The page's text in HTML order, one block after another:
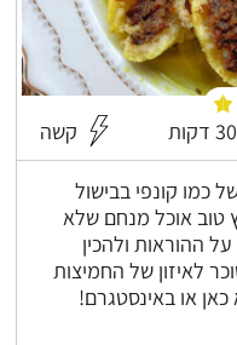
קשה
כמו קונפי בבישול
טוב אוכל מנחם שלא
ההוראות ולהכין
לאיזון של החמיצות
כאן או באינסטגרם!